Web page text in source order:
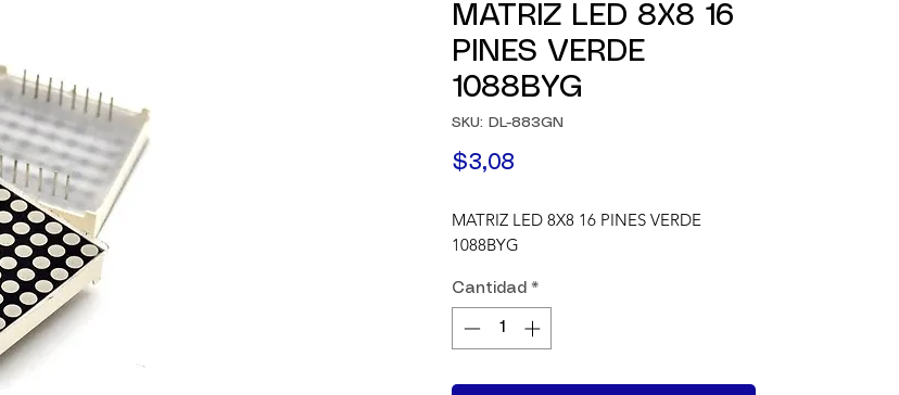
MATRIZ LED 8X8 16
PINES VERDE
1088BYG
SKU: DL-883GN
$3,08
MATRIZ LED 8X8 16 PINES VERDE
1088BYG
Cantidad *